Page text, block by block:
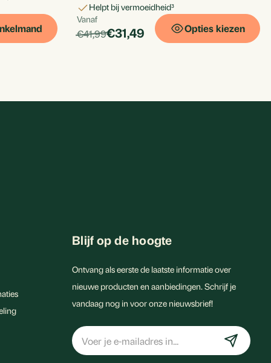
helpt bij vermoeidheid³
Per
stuk
Vanaf
products.price_default:
€41,99products.price_discounted:
€31,49 Opties kiezen
Blijf op de hoogte
Ontvang als eerste de laatste informatie over
nieuwe producten en aanbiedingen. Schrijf je
vandaag nog in voor onze nieuwsbrief!
E-
mailadres